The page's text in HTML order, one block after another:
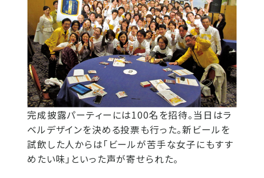
完成披露パーティーには100名を招待。当日はラ
ベルデザインを決める投票も行った。新ビールを
試飲した人からは「ビールが苦手な女子にもすす
めたい味」といった声が寄せられた。